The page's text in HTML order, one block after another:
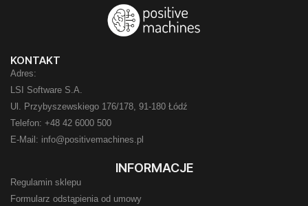
KONTAKT
Adres:
LSI Software S.A.
Ul. Przybyszewskiego 176/178, 91-180 Łódź
Telefon: +48 42 6000 500
E-Mail: info@positivemachines.pl
INFORMACJE
Regulamin sklepu
Formularz odstąpienia od umowy